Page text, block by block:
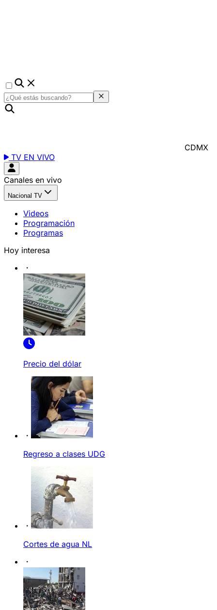
CDMX
TV EN VIVO
Canales en vivo
Nacional TV
Videos
Programación
Programas
Hoy interesa
Precio del dólar
Regreso a clases UDG
Cortes de agua NL